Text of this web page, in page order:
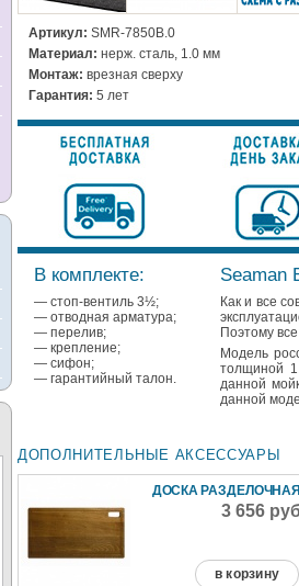
Артикул: SMR-7850B.0
Материал: нерж. сталь, 1.0 мм
Монтаж: врезная сверху
Гарантия: 5 лет
В комплекте:
— стоп-вентиль 3½;
— отводная арматура;
— перелив;
— крепление;
— сифон;
— гарантийный талон.
Seaman
Как и все
Поэтому
Модель
толщиной
данной
данной
ДОПОЛНИТЕЛЬНЫЕ АКСЕССУАРЫ
ДОСКА РАЗДЕЛОЧНАЯ
3 656
в корзину